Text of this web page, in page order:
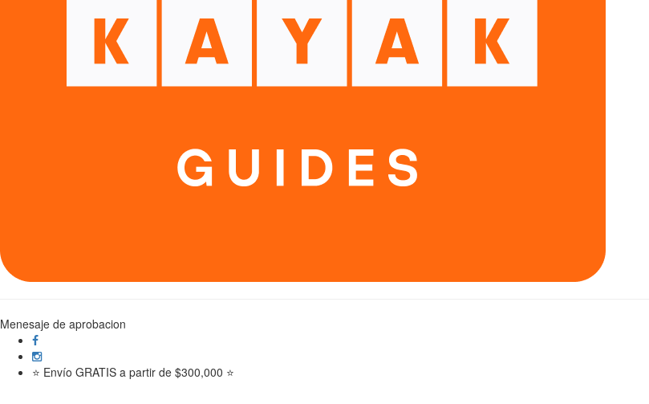
Menesaje de aprobacion
⭐ Envío GRATIS a partir de $300,000 ⭐